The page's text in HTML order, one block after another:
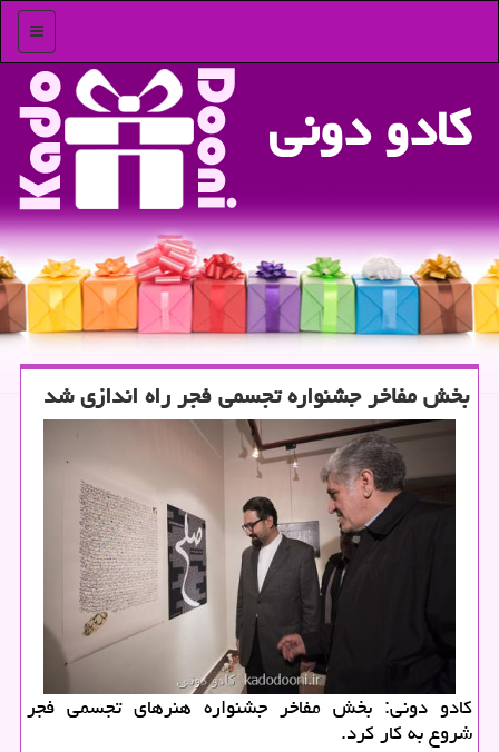
منو
كادو دونی
بخش مفاخر جشنواره تجسمی فجر راه اندازی شد
كادو دونی: بخش مفاخر جشنواره هنرهای تجسمی فجر
شروع به كار كرد.